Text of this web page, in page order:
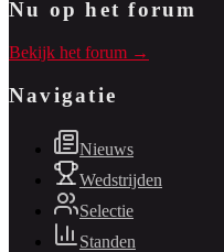
Nu op het forum
Bekijk het forum →
Navigatie
Nieuws
Wedstrijden
Selectie
Standen